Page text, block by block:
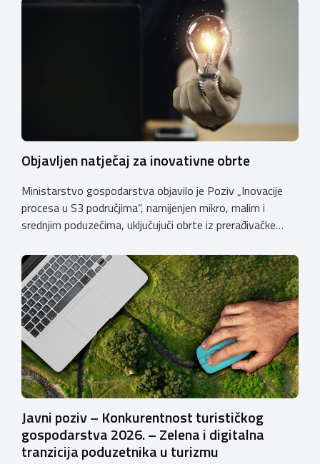
Objavljen natječaj za inovativne obrte
Ministarstvo gospodarstva objavilo je Poziv „Inovacije
procesa u S3 područjima“, namijenjen mikro, malim i
srednjim poduzećima, uključujući obrte iz prerađivačke
uspješnije plasirati na tržište kroz modernizaciju poslovnih
procesa. Poziv se provodi u okviru PKK 2021. – 2027. Cilj
Poziva je potaknuti uvođenje inovacija procesa i
organizacije poslovanja koje […]
Javni poziv – Konkurentnost turističkog
gospodarstva 2026. – Zelena i digitalna
tranzicija poduzetnika u turizmu